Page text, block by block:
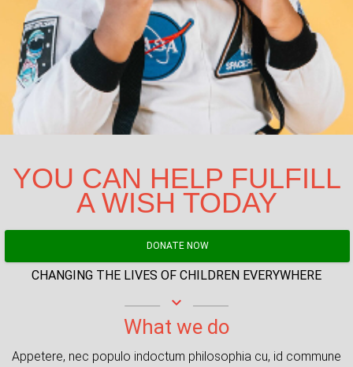
YOU CAN HELP FULFILL
A WISH TODAY
DONATE NOW
CHANGING THE LIVES OF CHILDREN EVERYWHERE
keyboard_arrow_down
What we do
Appetere, nec populo indoctum philosophia cu, id commune